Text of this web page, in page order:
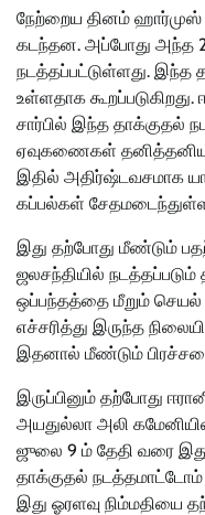
நேற்றைய தினம் ஹார்முஸ்
கடந்தன. அப்போது அந்த
நடத்தப்பட்டுள்ளது. இந்த
உள்ளதாக
சார்பில் இந்த தாக்குதல்
ஏவுகணைகள்
இதில் அதிர்ஷ்டவசமாக
கப்பல்கள்
இது தற்போது மீண்டும்
ஜலசந்தியில் நடத்தப்படும்
ஒப்பந்தத்தை மீறும்
எச்சரித்து இருந்த
இதனால் மீண்டும்
இருப்பினும் தற்போது
அயதுல்லா அலி
ஜுலை 9 ம் தேதி வரை
தாக்குதல்
இது ஓரளவு நிம்மதியை